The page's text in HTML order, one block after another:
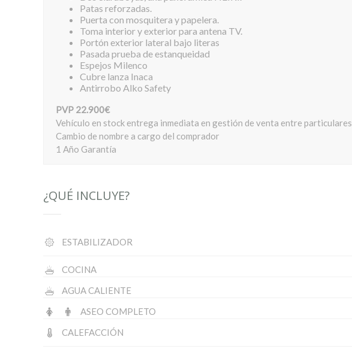
Patas reforzadas.
Puerta con mosquitera y papelera.
Toma interior y exterior para antena TV.
Portón exterior lateral bajo literas
Pasada prueba de estanqueidad
Espejos Milenco
Cubre lanza Inaca
Antirrobo Alko Safety
PVP 22.900€
Vehículo en stock entrega inmediata en gestión de venta entre particulares
Cambio de nombre a cargo del comprador
1 Año Garantía
¿QUÉ INCLUYE?
ESTABILIZADOR
COCINA
AGUA CALIENTE
ASEO COMPLETO
CALEFACCIÓN